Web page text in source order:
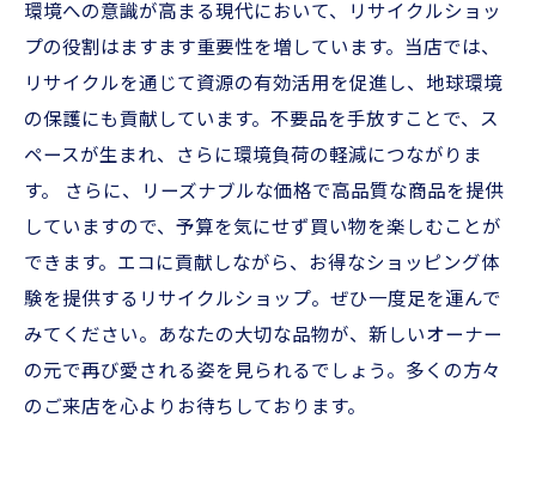
環境への意識が高まる現代において、リサイクルショッ
プの役割はますます重要性を増しています。当店では、
リサイクルを通じて資源の有効活用を促進し、地球環境
の保護にも貢献しています。不要品を手放すことで、ス
ペースが生まれ、さらに環境負荷の軽減につながりま
す。 さらに、リーズナブルな価格で高品質な商品を提供
していますので、予算を気にせず買い物を楽しむことが
できます。エコに貢献しながら、お得なショッピング体
験を提供するリサイクルショップ。ぜひ一度足を運んで
みてください。あなたの大切な品物が、新しいオーナー
の元で再び愛される姿を見られるでしょう。多くの方々
のご来店を心よりお待ちしております。